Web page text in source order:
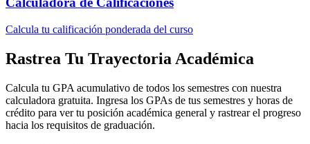
Calcula tu calificación ponderada del curso
Rastrea Tu Trayectoria Académica
Calcula tu GPA acumulativo de todos los semestres con nuestra
calculadora gratuita. Ingresa los GPAs de tus semestres y horas de
crédito para ver tu posición académica general y rastrear el progreso
hacia los requisitos de graduación.